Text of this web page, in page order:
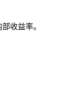
收益率。